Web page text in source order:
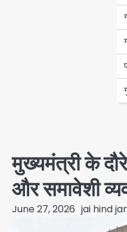
मुख्यमंत्री के
और समावेशी
June 27, 2026 jai hind